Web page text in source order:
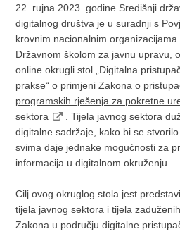
22. rujna 2023. godine Središnji
digitalnog društva je u suradnji s
krovnim nacionalnim
Državnom školom za javnu upravu,
online okrugli stol „Digitalna
prakse“ o primjeniZakona o
programskih rješenja za pokretne
sektora
. Tijela javnog sektora
digitalne sadržaje, kako bi se
svima daje jednake mogućnosti za
informacija u digitalnom okruženju.
Cilj ovog okruglog stola jest
tijela javnog sektora i tijela
Zakona u području digitalne